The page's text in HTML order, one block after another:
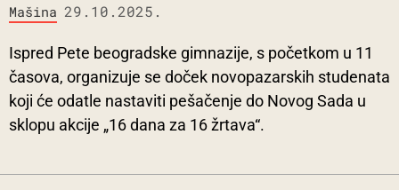
Mašina 29.10.2025.
Ispred Pete beogradske gimnazije, s početkom u 11
časova, organizuje se doček novopazarskih studenata
koji će odatle nastaviti pešačenje do Novog Sada u
sklopu akcije „16 dana za 16 žrtava“.